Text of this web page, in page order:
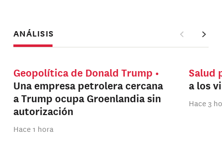
ANÁLISIS
Geopolítica de Donald Trump
Una empresa petrolera cercana
a Trump ocupa Groenlandia sin
autorización
Hace 1 hora
Salud
a los
Hace 3